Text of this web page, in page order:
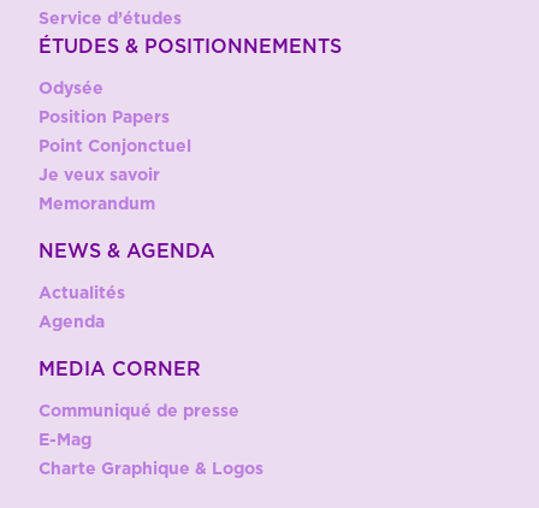
Service d’études
ÉTUDES & POSITIONNEMENTS
Odysée
Position Papers
Point Conjonctuel
Je veux savoir
Memorandum
NEWS & AGENDA
Actualités
Agenda
MEDIA CORNER
Communiqué de presse
E-Mag
Charte Graphique & Logos